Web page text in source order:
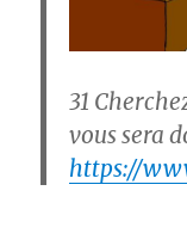
31
vous sera
https://